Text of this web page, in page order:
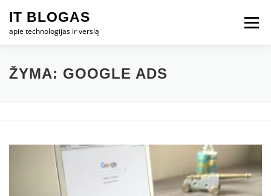
turinio
IT BLOGAS
apie technologijas ir verslą
Meniu
PRADŽIA IT VERSLAS KOMPIUTERIAI
ŽYMA: GOOGLE ADS